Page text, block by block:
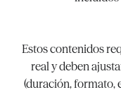
Estos contenidos
real y deben
(duración, formato,